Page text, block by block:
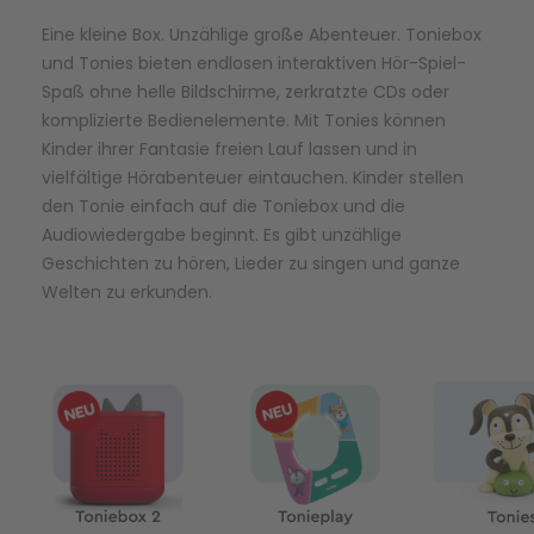
Gesundheit & Pflege
Sicherheit
Kinder- & Jugendbücher
Krimi / Thriller
Liebesromane
Sachbücher / Wissen
Kreativ Spielwaren
Kuscheltiere
Puppen & Puppenzubehör
Puzzle & Legespiele
Elektronische Spielwaren
Kreativ
Creator
DC Comics™ Super Heroes
Disney
DUPLO®
Jurassic World™
Harry Potter™
City Life
Country
Fairies
Family Fun
Fun Stars
Heroes
Eine kleine Box. Unzählige große Abenteuer. Toniebox
und Tonies bieten endlosen interaktiven Hör-Spiel-
Spaß ohne helle Bildschirme, zerkratzte CDs oder
komplizierte Bedienelemente. Mit Tonies können
Kinder ihrer Fantasie freien Lauf lassen und in
vielfältige Hörabenteuer eintauchen. Kinder stellen
den Tonie einfach auf die Toniebox und die
Audiowiedergabe beginnt. Es gibt unzählige
Geschichten zu hören, Lieder zu singen und ganze
Welten zu erkunden.